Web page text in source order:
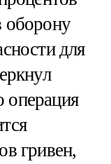
для
гривен,